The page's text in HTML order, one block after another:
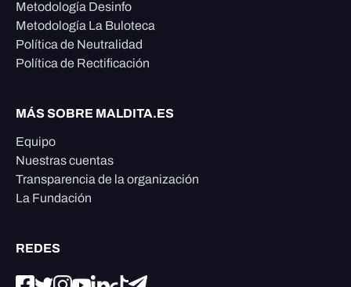
Metodología Desinfo
Metodología La Buloteca
Política de Neutralidad
Política de Rectificación
MÁS SOBRE MALDITA.ES
Equipo
Nuestras cuentas
Transparencia de la organización
La Fundación
REDES